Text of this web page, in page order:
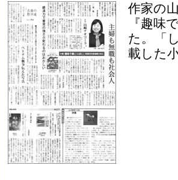
作家の
『趣味
た。「
載した